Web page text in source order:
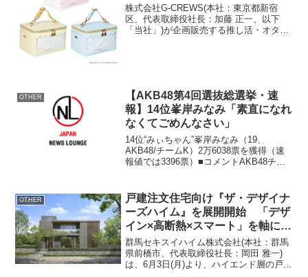
株式会社G-CREWS(本社：東京都新宿
区、代表取締役社長：加藤 正一、以下
「当社」)が企画販売する推し活・オタ活
OTHER
【AKB48第4回選抜総選挙・速
報】14位峯岸みなみ「素直になれ
なくてごめんなさい」
14位“みぃちゃん”峯岸みなみ（19、
AKB48/チームK）2万6038票を獲得（速
報値では3396票）■コメントAKB48チー
選挙の話になると、「16位と17位どっ...
OTHER
戸建注文住宅向け『ザ・デザイナ
ーズハイム』を展開開始 「デザ
イン×高断熱×スマート」を軸にハ
イエンド層への提案を強化
群馬セキスイハイム株式会社(本社：群馬
県前橋市、代表取締役社長：岡田 雅一)
は、6月3日(月)より、ハイエンド層の戸建